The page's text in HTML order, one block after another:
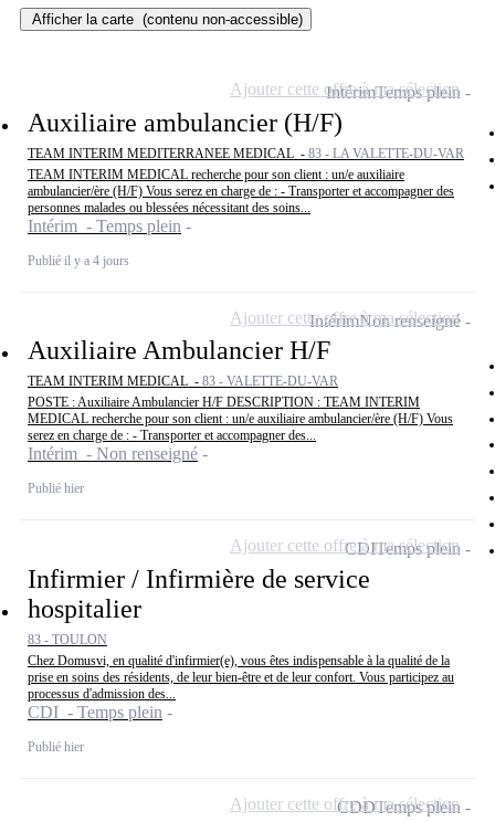
Afficher la carte (contenu non-accessible)
Auxiliaire ambulancier (H/F)
TEAM INTERIM MEDITERRANEE MEDICAL - 83 - LA VALETTE-DU-VAR
TEAM INTERIM MEDICAL recherche pour son client : un/e auxiliaire
ambulancier/ère (H/F) Vous serez en charge de : - Transporter et accompagner des
personnes malades ou blessées nécessitant des soins...
Intérim - Temps plein
Publié il y a 4 jours
IntérimTemps plein
Ajouter cette offre à ma sélection
Auxiliaire Ambulancier H/F
TEAM INTERIM MEDICAL - 83 - VALETTE-DU-VAR
POSTE : Auxiliaire Ambulancier H/F DESCRIPTION : TEAM INTERIM
MEDICAL recherche pour son client : un/e auxiliaire ambulancier/ère (H/F) Vous
serez en charge de : - Transporter et accompagner des...
Intérim - Non renseigné
Publié hier
IntérimNon renseigné
Ajouter cette offre à ma sélection
Infirmier / Infirmière de service
hospitalier
83 - TOULON
Chez Domusvi, en qualité d'infirmier(e), vous êtes indispensable à la qualité de la
prise en soins des résidents, de leur bien-être et de leur confort. Vous participez au
processus d'admission des...
CDI - Temps plein
Publié hier
CDITemps plein
Ajouter cette offre à ma sélection
CDDTemps plein
Ajouter cette offre à ma sélection